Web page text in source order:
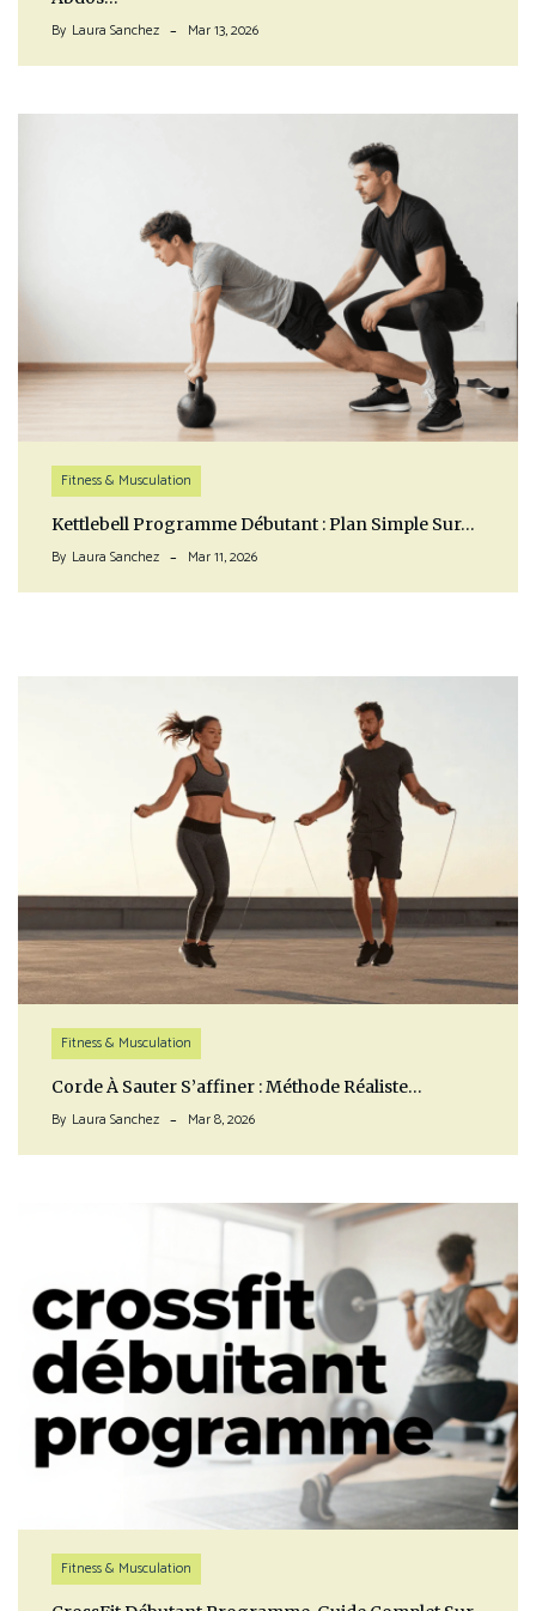
By Laura Sanchez Mar 13, 2026
Fitness & Musculation
Kettlebell Programme Débutant : Plan Simple Sur…
By Laura Sanchez Mar 11, 2026
Fitness & Musculation
Corde À Sauter S’affiner : Méthode Réaliste…
By Laura Sanchez Mar 8, 2026
Fitness & Musculation